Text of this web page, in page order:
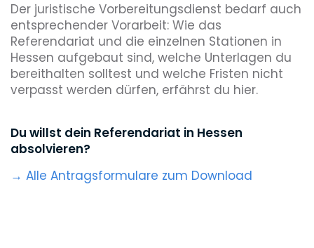
Der juristische Vorbereitungsdienst bedarf auch
entsprechender Vorarbeit: Wie das
Referendariat und die einzelnen Stationen in
Hessen aufgebaut sind, welche Unterlagen du
bereithalten solltest und welche Fristen nicht
verpasst werden dürfen, erfährst du hier.
Du willst dein Referendariat in Hessen
absolvieren?
→ Alle Antragsformulare zum Download